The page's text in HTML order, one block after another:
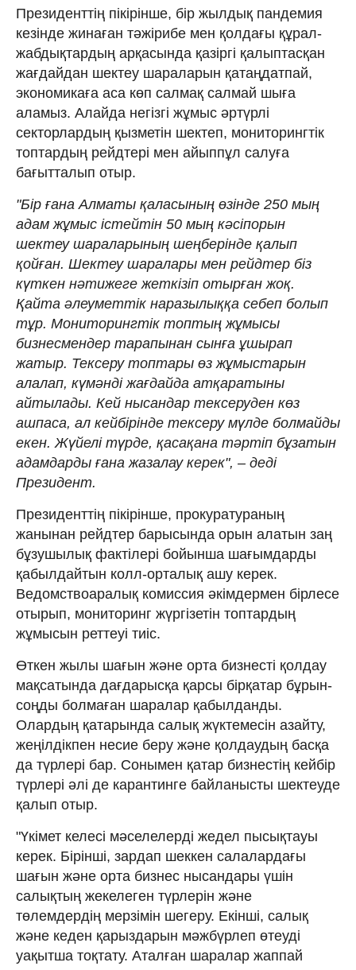
Президенттің пікірінше, бір жылдық пандемия
кезінде жинаған тәжірибе мен қолдағы құрал-
жабдықтардың арқасында қазіргі қалыптасқан
жағдайдан шектеу шараларын қатаңдатпай,
экономикаға аса көп салмақ салмай шыға
аламыз. Алайда негізгі жұмыс әртүрлі
секторлардың қызметін шектеп, мониторингтік
топтардың рейдтері мен айыппұл салуға
бағытталып отыр.
"Бір ғана Алматы қаласының өзінде 250 мың
адам жұмыс істейтін 50 мың кәсіпорын
шектеу шараларының шеңберінде қалып
қойған. Шектеу шаралары мен рейдтер біз
күткен нәтижеге жеткізіп отырған жоқ.
Қайта әлеуметтік наразылыққа себеп болып
тұр. Мониторингтік топтың жұмысы
бизнесмендер тарапынан сынға ұшырап
жатыр. Тексеру топтары өз жұмыстарын
алалап, күмәнді жағдайда атқаратыны
айтылады. Кей нысандар тексеруден көз
ашпаса, ал кейбірінде тексеру мүлде болмайды
екен. Жүйелі түрде, қасақана тәртіп бұзатын
адамдарды ғана жазалау керек", – деді
Президент.
Президенттің пікірінше, прокуратураның
жанынан рейдтер барысында орын алатын заң
бұзушылық фактілері бойынша шағымдарды
қабылдайтын колл-орталық ашу керек.
Ведомствоаралық комиссия әкімдермен бірлесе
отырып, мониторинг жүргізетін топтардың
жұмысын реттеуі тиіс.
Өткен жылы шағын және орта бизнесті қолдау
мақсатында дағдарысқа қарсы бірқатар бұрын-
соңды болмаған шаралар қабылданды.
Олардың қатарында салық жүктемесін азайту,
жеңілдікпен несие беру және қолдаудың басқа
да түрлері бар. Сонымен қатар бизнестің кейбір
түрлері әлі де карантинге байланысты шектеуде
қалып отыр.
"Үкімет келесі мәселелерді жедел пысықтауы
керек. Бірінші, зардап шеккен салалардағы
шағын және орта бизнес нысандары үшін
салықтың жекелеген түрлерін және
төлемдердің мерзімін шегеру. Екінші, салық
және кеден қарыздарын мәжбүрлеп өтеуді
уақытша тоқтату. Аталған шаралар жаппай